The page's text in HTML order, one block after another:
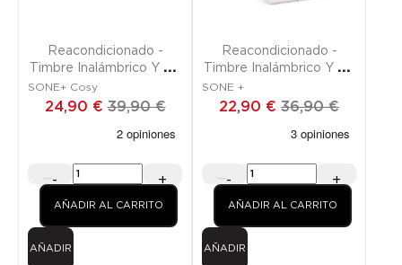
Reacondicionado -
Timbre Inalámbrico Y Sin
Pilas Con Enchufe
Integrado
SONE+ Cosy
24,90 € 39,90 €
- +
AÑADIR AL CARRITO
AÑADIR
Reacondicionado -
Timbre Inalámbrico Y Sin
Pilas Con Enchufe
Integrado
SONE +
22,90 € 36,90 €
- +
AÑADIR AL CARRITO
AÑADIR